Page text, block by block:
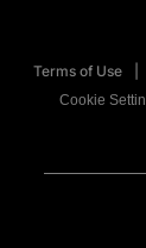
Terms of Use
Cookie